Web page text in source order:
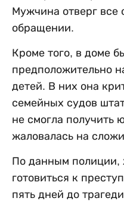
Мужчина отверг все
обращении.
Кроме того, в доме
предположительно
детей. В них она
семейных судов
не смогла получить
жаловалась на
По данным
готовиться к
пять дней до